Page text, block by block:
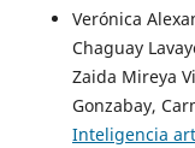
Verónica
Chaguay
Zaida Mireya
Gonzabay,
Inteligencia